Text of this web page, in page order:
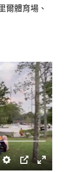
體育場、